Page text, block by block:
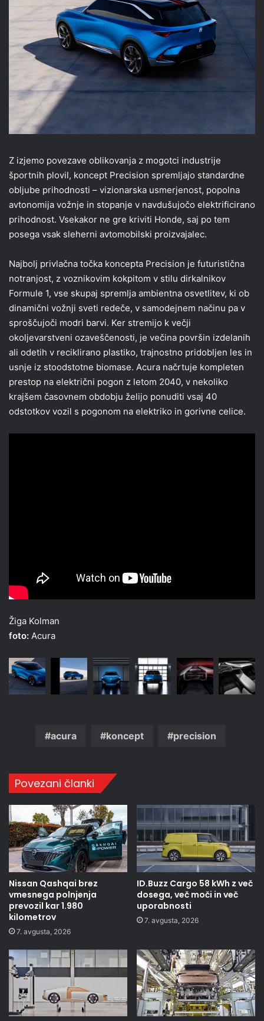
Z izjemo povezave oblikovanja z mogotci industrije
športnih plovil, koncept Precision spremljajo standardne
obljube prihodnosti – vizionarska usmerjenost, popolna
avtonomija vožnje in stopanje v navdušujočo elektrificirano
prihodnost. Vsekakor ne gre kriviti Honde, saj po tem
posega vsak sleherni avtomobilski proizvajalec.
Najbolj privlačna točka koncepta Precision je futuristična
notranjost, z voznikovim kokpitom v stilu dirkalnikov
Formule 1, vse skupaj spremlja ambientna osvetlitev, ki ob
dinamični vožnji sveti redeče, v samodejnem načinu pa v
sproščujoči modri barvi. Ker stremijo k večji
okoljevarstveni ozaveščenosti, je večina površin izdelanih
ali odetih v reciklirano plastiko, trajnostno pridobljen les in
usnje iz stoodstotne biomase. Acura načrtuje kompleten
prestop na električni pogon z letom 2040, v nekoliko
krajšem časovnem obdobju želijo ponuditi vsaj 40
odstotkov vozil s pogonom na elektriko in gorivne celice.
Žiga Kolman
foto: Acura
acura koncept precision
Povezani članki
Nissan Qashqai brez
vmesnega polnjenja
prevozil kar 1.980
kilometrov
7. avgusta, 2026
ID.Buzz Cargo 58 kWh z več
dosega, več moči in več
uporabnosti
7. avgusta, 2026